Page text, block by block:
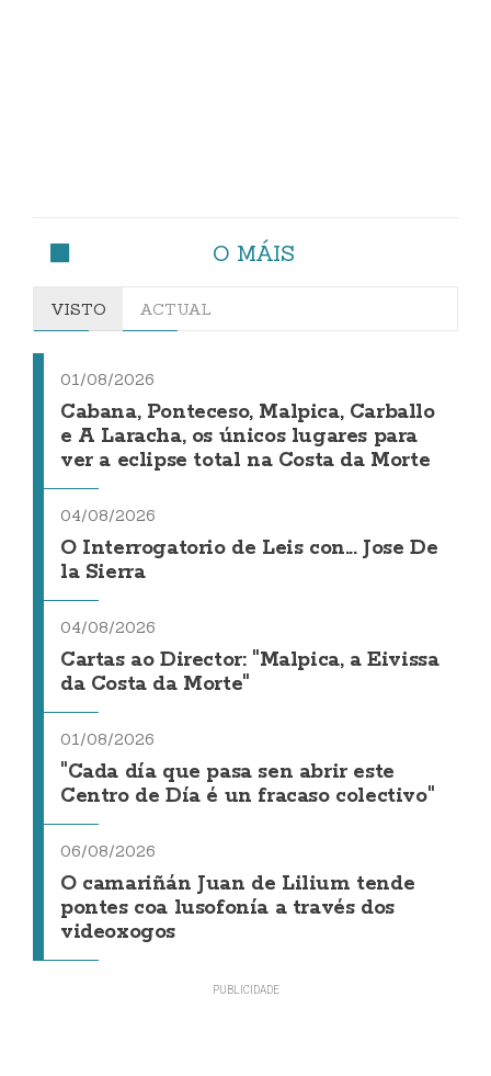
O MÁIS
VISTO ACTUAL
01/08/2026
Cabana, Ponteceso, Malpica, Carballo
e A Laracha, os únicos lugares para
ver a eclipse total na Costa da Morte
04/08/2026
O Interrogatorio de Leis con... Jose De
la Sierra
04/08/2026
Cartas ao Director: "Malpica, a Eivissa
da Costa da Morte"
01/08/2026
"Cada día que pasa sen abrir este
Centro de Día é un fracaso colectivo"
06/08/2026
O camariñán Juan de Lilium tende
pontes coa lusofonía a través dos
videoxogos